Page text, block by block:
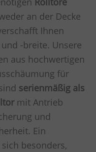
an der Decke
Ihnen
-breite. Unsere
aus hochwertigen
für
serienmäßig als
mit Antrieb
und
Ein
besonders,